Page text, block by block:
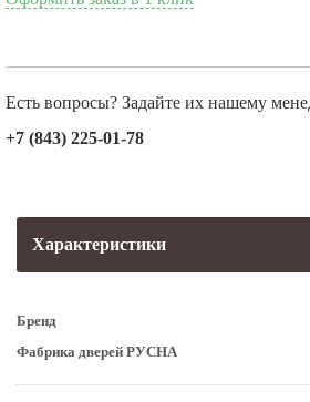
Есть вопросы? Задайте их нашему
+7 (843) 225-01-78
Характеристики
Бренд
Фабрика дверей РУСНА